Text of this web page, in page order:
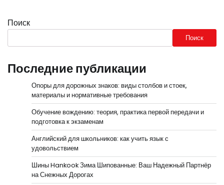
Поиск
Поиск
Последние публикации
Опоры для дорожных знаков: виды столбов и стоек,
материалы и нормативные требования
Обучение вождению: теория, практика первой передачи и
подготовка к экзаменам
Английский для школьников: как учить язык с
удовольствием
Шины Hankook Зима Шипованные: Ваш Надежный Партнёр
на Снежных Дорогах